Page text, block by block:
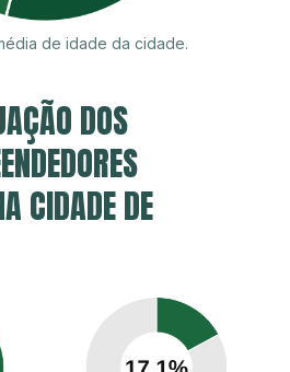
de idade da cidade.
DOS
CIDADE DE